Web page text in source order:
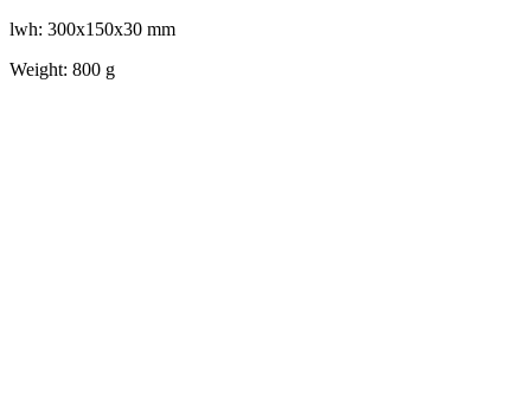
lwh: 300x150x30 mm
Weight: 800 g